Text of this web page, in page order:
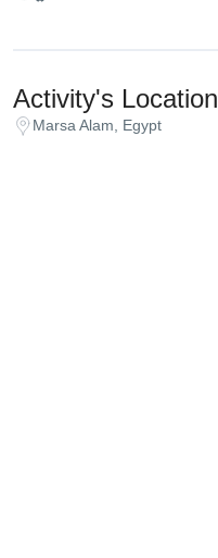
Activity's Location
Marsa Alam, Egypt